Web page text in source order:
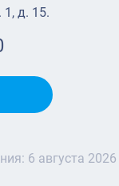
1, д. 15.
6 августа 2026